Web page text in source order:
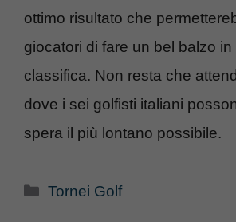
ottimo risultato che
giocatori di fare un bel balzo in
classifica. Non resta che
dove i sei golfisti italiani
spera il più lontano possibile.
Categorie
Tornei Golf